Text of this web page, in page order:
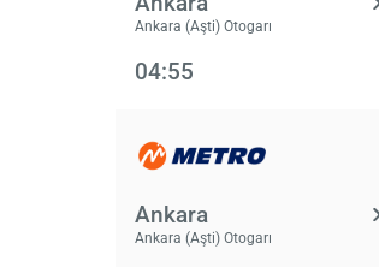
Ankara (Aşti) Otogarı
04:55
Ankara
Ankara (Aşti) Otogarı